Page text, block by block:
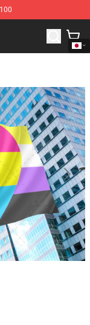
Asexual Flag